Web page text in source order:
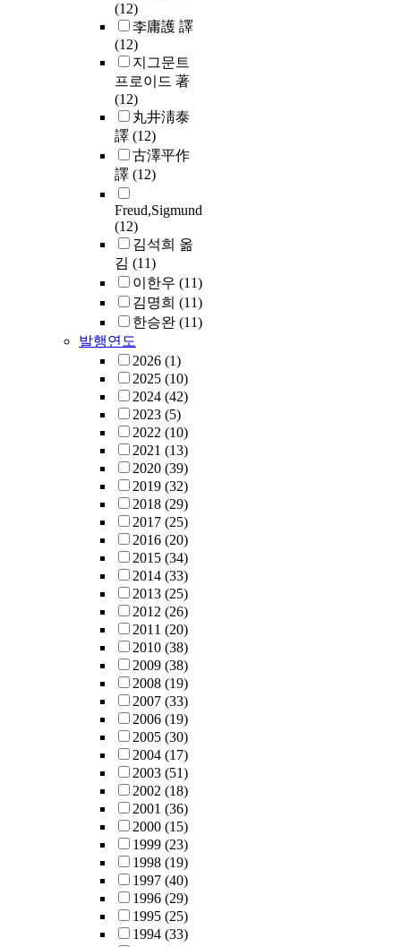
(12)
李庸護 譯
(12)
지그문트
프로이드 著
(12)
丸井淸泰
譯 (12)
古澤平作
譯 (12)
Freud,Sigmund
(12)
김석희 옮
김 (11)
이한우 (11)
김명희 (11)
한승완 (11)
발행연도
2026 (1)
2025 (10)
2024 (42)
2023 (5)
2022 (10)
2021 (13)
2020 (39)
2019 (32)
2018 (29)
2017 (25)
2016 (20)
2015 (34)
2014 (33)
2013 (25)
2012 (26)
2011 (20)
2010 (38)
2009 (38)
2008 (19)
2007 (33)
2006 (19)
2005 (30)
2004 (17)
2003 (51)
2002 (18)
2001 (36)
2000 (15)
1999 (23)
1998 (19)
1997 (40)
1996 (29)
1995 (25)
1994 (33)